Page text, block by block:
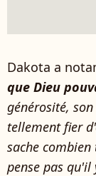
Dakota a
que Dieu
générosité,
tellement fier
sache
pense pas